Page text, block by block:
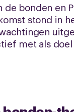
de bonden en
stond in
met als